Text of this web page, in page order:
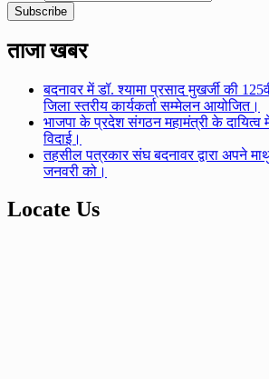
ताजा खबर
बदनावर में डॉ. श्यामा प्रसाद मुखर्जी की
जिला स्तरीय कार्यकर्ता सम्मेलन आयोजित।
भाजपा के प्रदेश संगठन महामंत्री के दायित्व
विदाई।
तहसील पत्रकार संघ बदनावर द्वारा अपने
जनवरी को।
Locate Us